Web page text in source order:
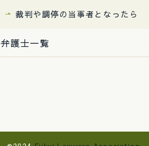
裁判や調停の当事者となったら
弁護士一覧